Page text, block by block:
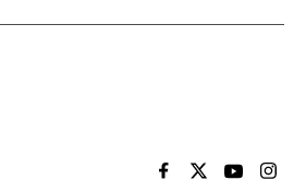
EL PAÍS BRASIL EN
EL PAÍSEL PAÍS
EL